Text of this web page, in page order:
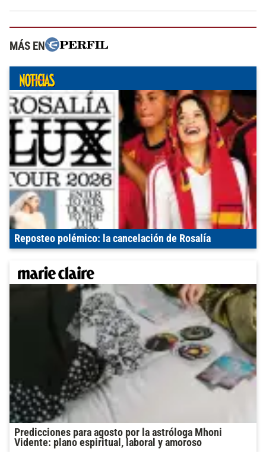
MÁS EN
Reposteo polémico: la cancelación de Rosalía
Predicciones para agosto por la astróloga Mhoni
Vidente: plano espiritual, laboral y amoroso